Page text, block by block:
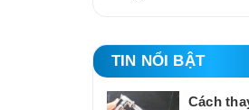
TIN NỔI BẬT
Cách